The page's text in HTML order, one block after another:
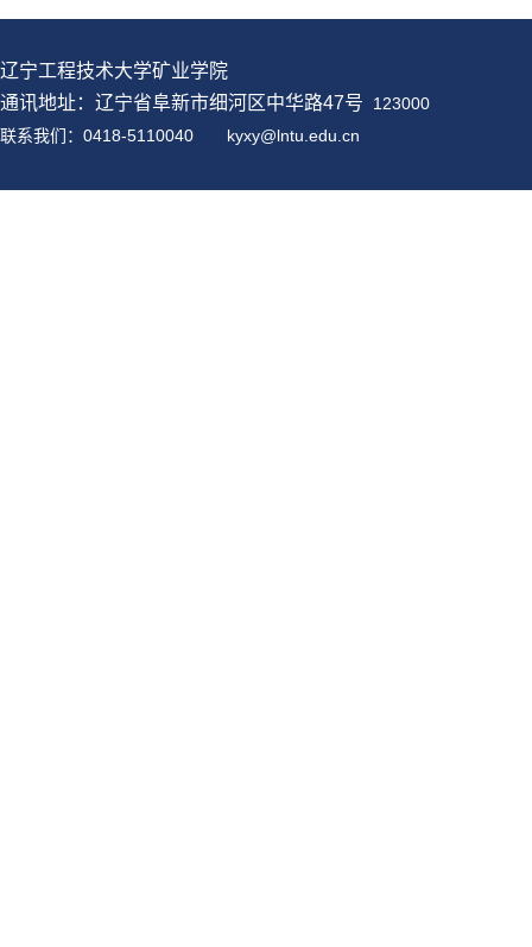
辽宁工程技术大学矿业学院
通讯地址：辽宁省阜新市细河区中华路47号 123000
联系我们：0418-5110040
kyxy@lntu .edu.cn